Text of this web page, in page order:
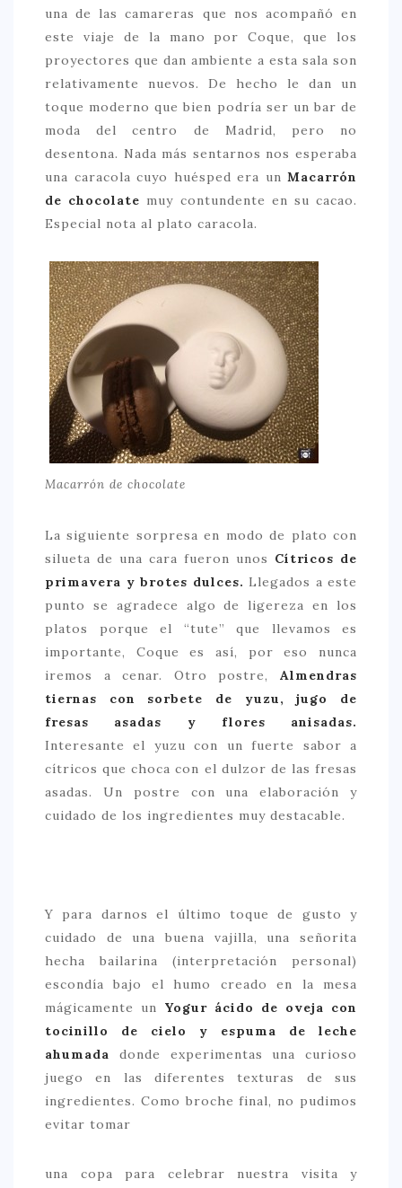
una de las camareras que nos acompañó en
este viaje de la mano por Coque, que los
proyectores que dan ambiente a esta sala son
relativamente nuevos. De hecho le dan un
toque moderno que bien podría ser un bar de
moda del centro de Madrid, pero no
desentona. Nada más sentarnos nos esperaba
una caracola cuyo huésped era un Macarrón
de chocolate muy contundente en su cacao.
Especial nota al plato caracola.
Macarrón de chocolate
La siguiente sorpresa en modo de plato con
silueta de una cara fueron unos Cítricos de
primavera y brotes dulces. Llegados a este
punto se agradece algo de ligereza en los
platos porque el “tute” que llevamos es
importante, Coque es así, por eso nunca
iremos a cenar. Otro postre,
Almendras
tiernas con sorbete de yuzu, jugo de
fresas asadas y flores anisadas.
Interesante el yuzu con un fuerte sabor a
cítricos que choca con el dulzor de las fresas
asadas. Un postre con una elaboración y
cuidado de los ingredientes muy destacable.
Y para darnos el último toque de gusto y
cuidado de una buena vajilla, una señorita
hecha bailarina (interpretación personal)
escondía bajo el humo creado en la mesa
mágicamente un Yogur ácido de oveja con
tocinillo de cielo y espuma de leche
ahumada donde experimentas una curioso
juego en las diferentes texturas de sus
ingredientes. Como broche final, no pudimos
evitar tomar
una copa para celebrar nuestra visita y